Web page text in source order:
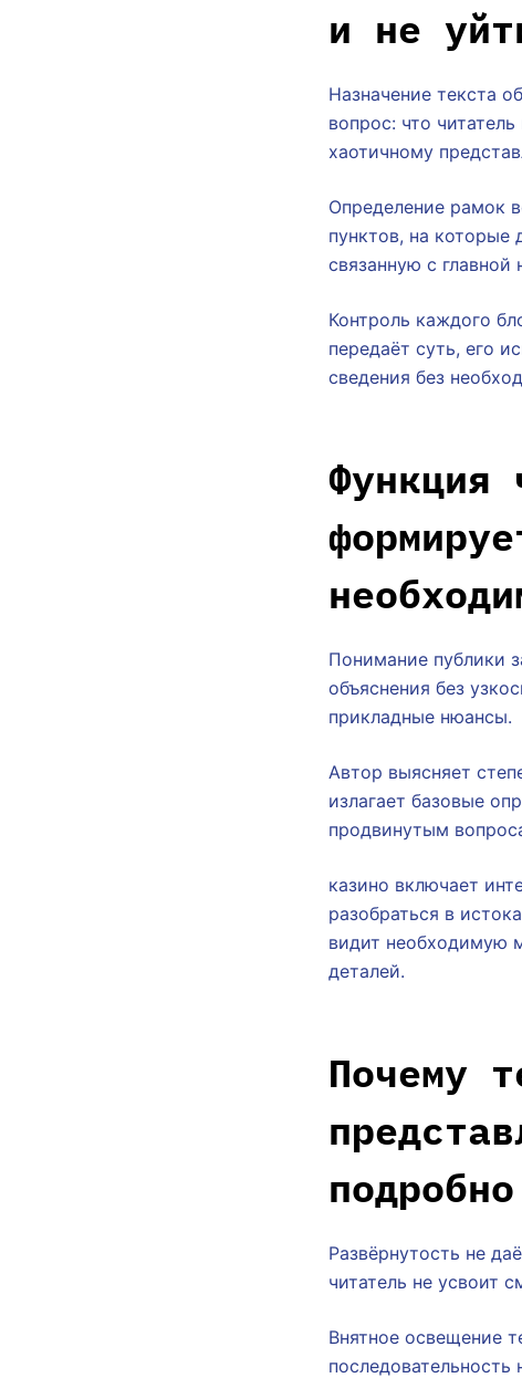
и не
Назначение текста
вопрос: что
хаотичному
Определение рамок
пунктов, на которые
связанную с главной
Контроль каждого
передаёт суть, его
сведения без
Функция
Понимание публики
объяснения без
прикладные нюансы.
Автор выясняет
излагает базовые
продвинутым
казино включает
разобраться в
видит необходимую
деталей.
Почему
подробно
Развёрнутость не
читатель не усвоит
Внятное освещение